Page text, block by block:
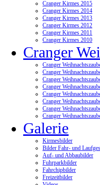
Cranger Kirmes 2015
Cranger Kirmes 2014
Cranger Kirmes 2013
Cranger Kirmes 2012
Cranger Kirmes 2011
Cranger Kirmes 2010
Cranger
Cranger
Cranger
Cranger
Cranger
Cranger
Cranger
Cranger
Cranger
Galerie
Kirmesbilder
Bilder Fahr- und
Auf- und Abbaubilder
Fuhrparkbilder
Fahrchipbilder
Freizeitbilder